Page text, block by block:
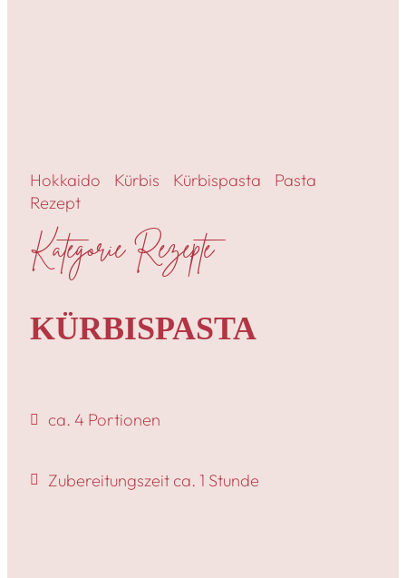
Hokkaido Kürbis Kürbispasta
Pasta
Rezept
Kategorie Rezepte
KÜRBISPASTA
ca. 4 Portionen
Zubereitungszeit ca. 1 Stunde